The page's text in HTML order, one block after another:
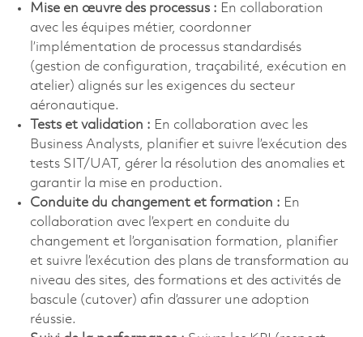
Mise en œuvre des processus : En collaboration
avec les équipes métier, coordonner
l’implémentation de processus standardisés
(gestion de configuration, traçabilité, exécution en
atelier) alignés sur les exigences du secteur
aéronautique.
Tests et validation : En collaboration avec les
Business Analysts, planifier et suivre l’exécution des
tests SIT/UAT, gérer la résolution des anomalies et
garantir la mise en production.
Conduite du changement et formation : En
collaboration avec l’expert en conduite du
changement et l’organisation formation, planifier
et suivre l’exécution des plans de transformation au
niveau des sites, des formations et des activités de
bascule (cutover) afin d’assurer une adoption
réussie.